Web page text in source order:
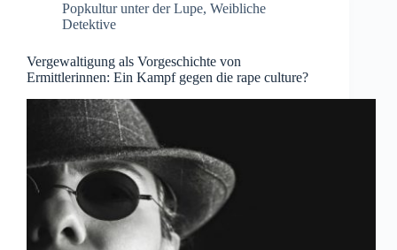
Popkultur unter der Lupe, Weibliche
Detektive
Vergewaltigung als Vorgeschichte von
Ermittlerinnen: Ein Kampf gegen die rape culture?